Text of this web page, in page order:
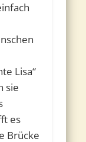
Lisa“
sie
es
Brücke